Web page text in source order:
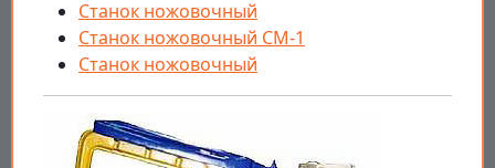
Станок ножовочный
Станок ножовочный СМ-1
Станок ножовочный